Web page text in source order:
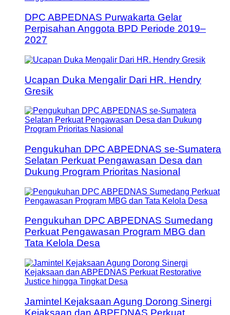
DPC ABPEDNAS Purwakarta Gelar
Perpisahan Anggota BPD Periode 2019–
2027
Ucapan Duka Mengalir Dari HR. Hendry
Gresik
Pengukuhan DPC ABPEDNAS se-Sumatera
Selatan Perkuat Pengawasan Desa dan
Dukung Program Prioritas Nasional
Pengukuhan DPC ABPEDNAS Sumedang
Perkuat Pengawasan Program MBG dan
Tata Kelola Desa
Jamintel Kejaksaan Agung Dorong Sinergi
Kejaksaan dan ABPEDNAS Perkuat